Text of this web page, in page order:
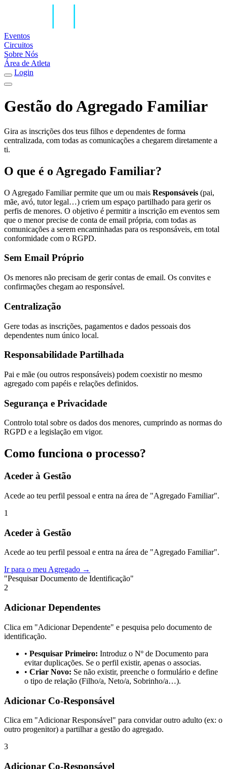
Eventos
Circuitos
Sobre Nós
Área de Atleta
Login
Gestão do Agregado Familiar
Gira as inscrições dos teus filhos e dependentes de forma
centralizada, com todas as comunicações a chegarem diretamente a
ti.
O que é o Agregado Familiar?
O Agregado Familiar permite que um ou mais Responsáveis (pai,
mãe, avó, tutor legal…) criem um espaço partilhado para gerir os
perfis de menores. O objetivo é permitir a inscrição em eventos sem
que o menor precise de conta de email própria, com todas as
comunicações a serem encaminhadas para os responsáveis, em total
conformidade com o RGPD.
Sem Email Próprio
Os menores não precisam de gerir contas de email. Os convites e
confirmações chegam ao responsável.
Centralização
Gere todas as inscrições, pagamentos e dados pessoais dos
dependentes num único local.
Responsabilidade Partilhada
Pai e mãe (ou outros responsáveis) podem coexistir no mesmo
agregado com papéis e relações definidos.
Segurança e Privacidade
Controlo total sobre os dados dos menores, cumprindo as normas do
RGPD e a legislação em vigor.
Como funciona o processo?
Aceder à Gestão
Acede ao teu perfil pessoal e entra na área de "Agregado Familiar".
1
Aceder à Gestão
Acede ao teu perfil pessoal e entra na área de "Agregado Familiar".
Ir para o meu Agregado →
"Pesquisar Documento de Identificação"
2
Adicionar Dependentes
Clica em "Adicionar Dependente" e pesquisa pelo documento de
identificação.
• Pesquisar Primeiro: Introduz o Nº de Documento para
evitar duplicações. Se o perfil existir, apenas o associas.
• Criar Novo: Se não existir, preenche o formulário e define
o tipo de relação (Filho/a, Neto/a, Sobrinho/a…).
Adicionar Co-Responsável
Clica em "Adicionar Responsável" para convidar outro adulto (ex: o
outro progenitor) a partilhar a gestão do agregado.
3
Adicionar Co-Responsável